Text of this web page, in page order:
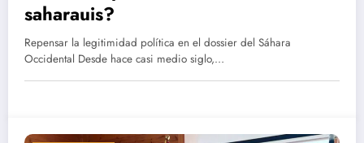
saharauis?
Repensar la legitimidad política en el dossier del Sáhara
Occidental Desde hace casi medio siglo,…